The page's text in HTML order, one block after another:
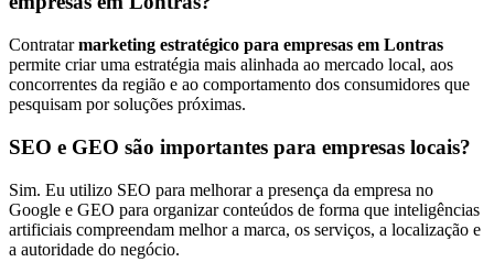
Contratarmarketing estratégico para empresas em Lontras
permite criar uma estratégia mais alinhada ao mercado local, aos
concorrentes da região e ao comportamento dos consumidores que
pesquisam por soluções próximas.
SEO e GEO são importantes para empresas locais?
Sim. Eu utilizo SEO para melhorar a presença da empresa no
Google e GEO para organizar conteúdos de forma que inteligências
artificiais compreendam melhor a marca, os serviços, a localização e
a autoridade do negócio.